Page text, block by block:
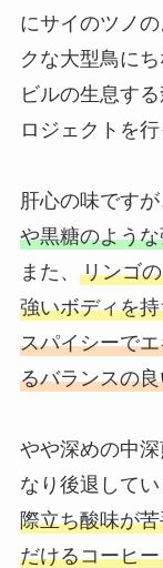
にサイのツノ
クな大型鳥に
ビルの生息す
ロジェクトを行
肝心の味ですが
や黒糖のよう
また、 リンゴ
強いボディを
スパイシーで
るバランスの
やや深めの中
なり後退してい
際立ち酸味が
だけるコーヒ